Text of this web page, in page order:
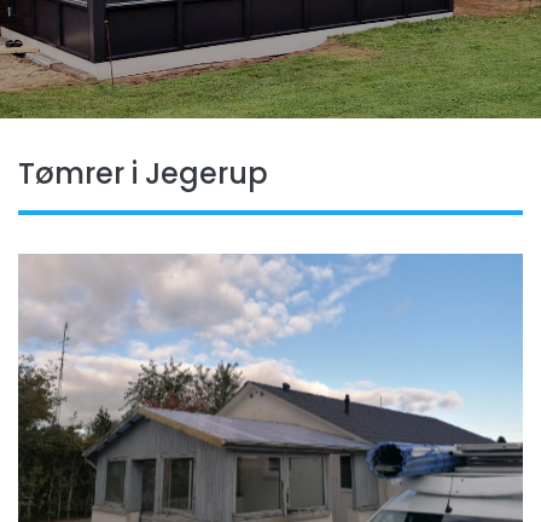
Tømrer i Jegerup